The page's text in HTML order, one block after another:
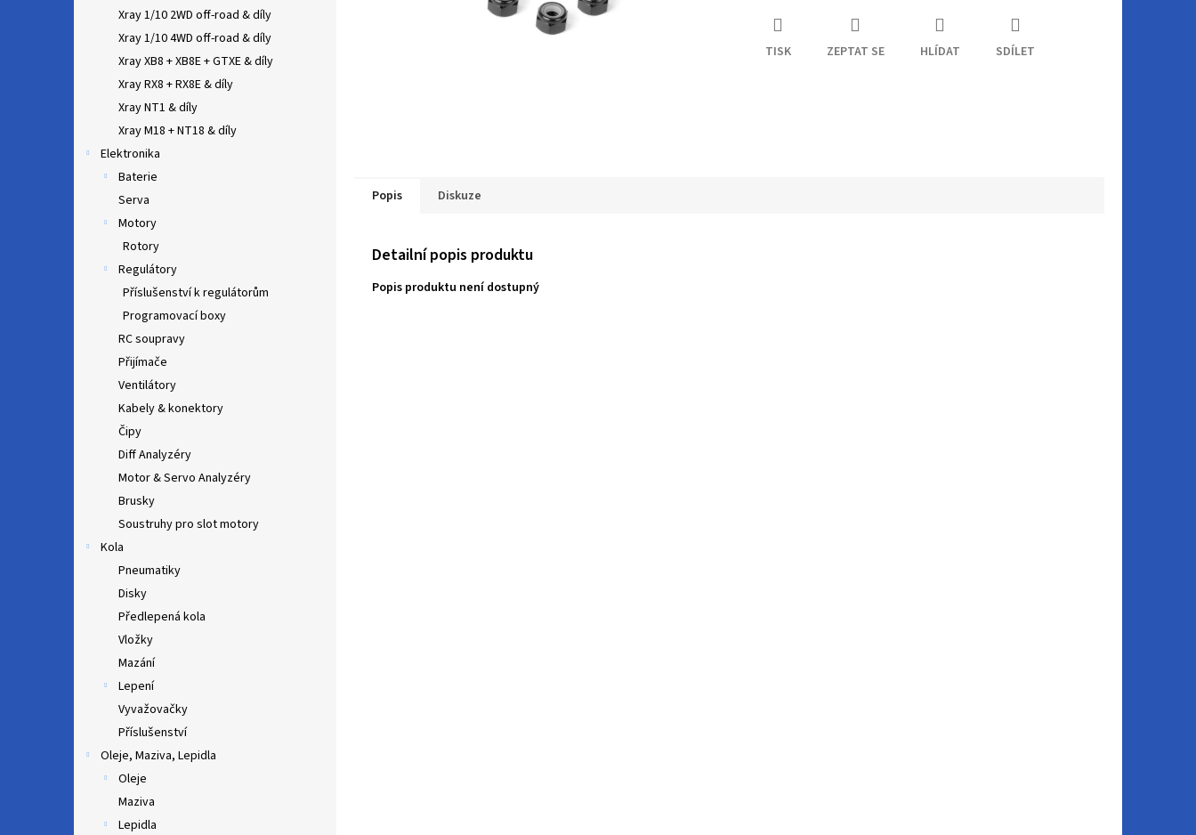
Xray 1/10 2WD off-road & díly
Xray 1/10 4WD off-road & díly
Xray XB8 + XB8E + GTXE & díly
Xray RX8 + RX8E & díly
Xray NT1 & díly
Xray M18 + NT18 & díly
Elektronika
Baterie
Serva
Motory
Rotory
Regulátory
Příslušenství k regulátorům
Programovací boxy
RC soupravy
Přijímače
Ventilátory
Kabely & konektory
Čipy
Diff Analyzéry
Motor & Servo Analyzéry
Brusky
Soustruhy pro slot motory
Kola
Pneumatiky
Disky
Předlepená kola
Vložky
Mazání
Lepení
Vyvažovačky
Příslušenství
Oleje, Maziva, Lepidla
Oleje
Maziva
Lepidla
TISK ZEPTAT SE HLÍDAT SDÍLET
Popis Diskuze
Detailní popis produktu
Popis produktu není dostupný